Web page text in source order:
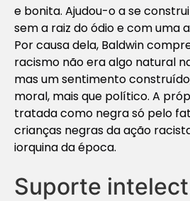
e bonita. Ajudou-o a se
sem a raiz do ódio e com uma
Por causa dela, Baldwin
racismo não era algo natural
mas um sentimento
moral, mais que político. A
tratada como negra só pelo
crianças negras da ação
iorquina da época.
Suporte